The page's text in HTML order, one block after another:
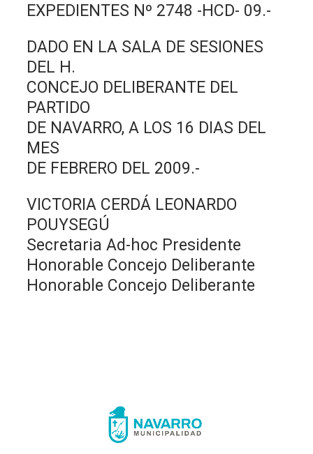
EXPEDIENTES Nº 2748 -HCD- 09.-
DADO EN LA SALA DE SESIONES
DEL H.
CONCEJO DELIBERANTE DEL
PARTIDO
DE NAVARRO, A LOS 16 DIAS DEL
MES
DE FEBRERO DEL 2009.-
VICTORIA CERDÁ LEONARDO
POUYSEGÚ
Secretaria Ad-hoc Presidente
Honorable Concejo Deliberante
Honorable Concejo Deliberante